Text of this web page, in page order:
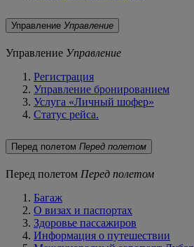
Управление Управление
Управление Управление
Регистрация
Управление бронированием
Услуга «Личный шофер»
Статус рейса.
Перед полетом Перед полетом
Перед полетом Перед полетом
Багаж
О визах и паспортах
Здоровье пассажиров
Информация о путешествии